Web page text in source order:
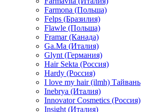
Farmona (Польша)
Felps (Бразилия)
Flawle (Польша)
Framar (Канада)
Ga.Ma (Италия)
Glynt (Германия)
Hair Sekta (Россия)
Hardy (Россия)
I love my hair (ilmh) Тайвань
Inebrya (Италия)
Innovator Cosmetics (Россия)
Insight (Италия)